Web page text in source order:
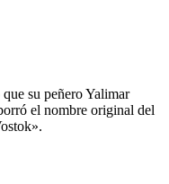
su peñero Yalimar
el nombre original del